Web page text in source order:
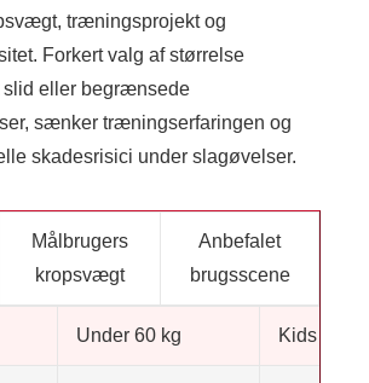
træningsprojekt og
Forkert valg af størrelse
slid eller begrænsede
sænker træningserfaringen og
skadesrisici under slagøvelser.
Målbrugers
kropsvægt
Anbefalet
brugsscene
Under 60 kg Kids &